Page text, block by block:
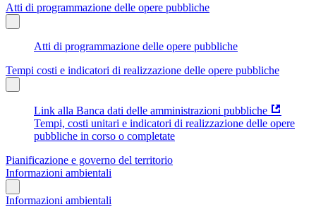
Atti di programmazione delle opere pubbliche
Atti di programmazione delle opere pubbliche
Tempi costi e indicatori di realizzazione delle opere pubbliche
Link alla Banca dati delle amministrazioni pubbliche
Tempi, costi unitari e indicatori di realizzazione delle opere
pubbliche in corso o completate
Pianificazione e governo del territorio
Informazioni ambientali
Informazioni ambientali